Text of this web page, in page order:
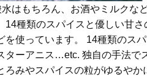
はもちろん、お酒やミルクな
14種類のスパイスと優しい甘
使っています。 14種類のス
ターアニス…etc. 独自の手法
ろみやスパイスの粒がゆるや